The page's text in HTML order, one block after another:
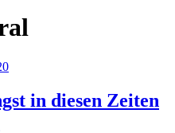
in diesen Zeiten